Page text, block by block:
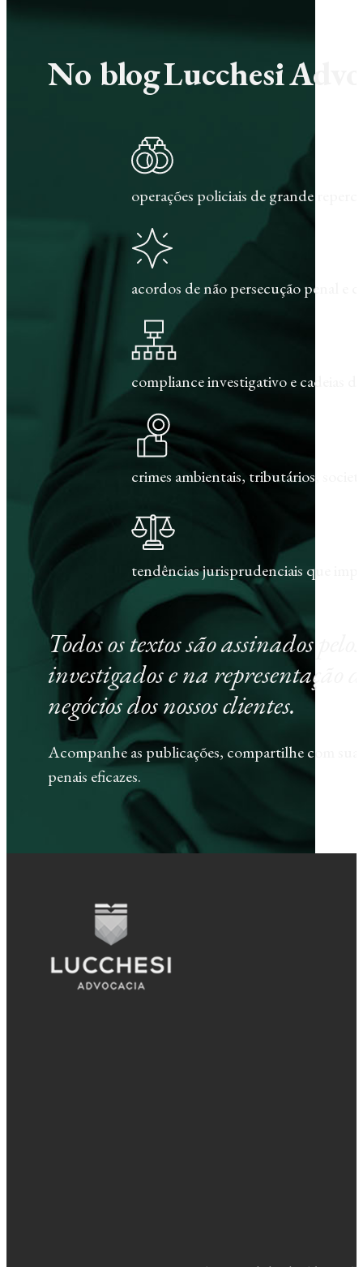
No blog Lucchesi
operações policiais de grande
acordos de não persecução penal e
compliance investigativo e cadeias
crimes ambientais, tributários,
tendências jurisprudenciais que
Todos os textos são assinados
investigados e na representação
negócios dos nossos clientes.
Acompanhe as publicações, compartilhe com
penais eficazes.